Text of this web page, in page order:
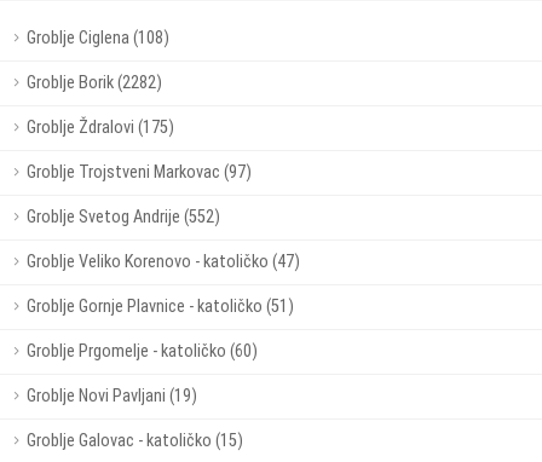
Groblje Ciglena (108)
Groblje Borik (2282)
Groblje Ždralovi (175)
Groblje Trojstveni Markovac (97)
Groblje Svetog Andrije (552)
Groblje Veliko Korenovo - katoličko (47)
Groblje Gornje Plavnice - katoličko (51)
Groblje Prgomelje - katoličko (60)
Groblje Novi Pavljani (19)
Groblje Galovac - katoličko (15)